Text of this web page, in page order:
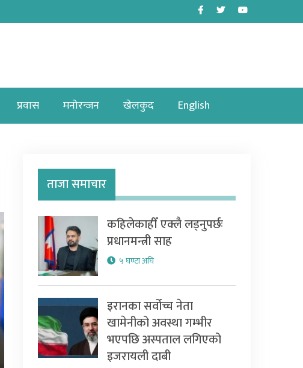
Facebook
TwitterYoutube
प्रवास मनोरन्जन खेलकुद English
ताजा समाचार
कहिलेकाहीँ एक्लै लड्नुपर्छः
प्रधानमन्त्री साह
५ घण्टा अघि
इरानका सर्वोच्च नेता
खामेनीको अवस्था गम्भीर
भएपछि अस्पताल लगिएको
इजरायली दाबी